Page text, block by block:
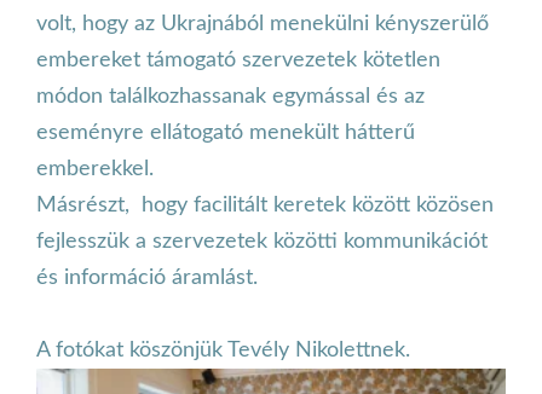
volt, hogy az Ukrajnából menekülni kényszerülő
embereket támogató szervezetek kötetlen
módon találkozhassanak egymással és az
eseményre ellátogató menekült hátterű
emberekkel.
Másrészt, hogy facilitált keretek között közösen
fejlesszük a szervezetek közötti kommunikációt
és információ áramlást.
A fotókat köszönjük Tevély Nikolettnek.